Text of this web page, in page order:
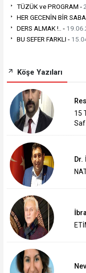
TÜZÜK ve PROGRAM -
HER GECENİN BİR
DERS ALMAK !.. -
BU SEFER FARKLI -
Köşe Yazıları
15